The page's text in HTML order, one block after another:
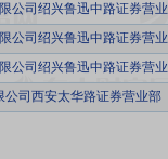
公司绍兴鲁迅中路证券营
公司绍兴鲁迅中路证券营
公司绍兴鲁迅中路证券营
公司西安太华路证券营业部